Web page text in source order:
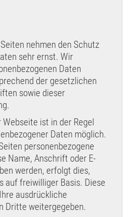
nehmen den Schutz
sehr ernst. Wir
Daten
der gesetzlichen
sowie dieser
ist in der Regel
Daten möglich.
personenbezogene
Name, Anschrift oder E-
werden, erfolgt dies,
auf freiwilliger Basis. Diese
ausdrückliche
Dritte weitergegeben.